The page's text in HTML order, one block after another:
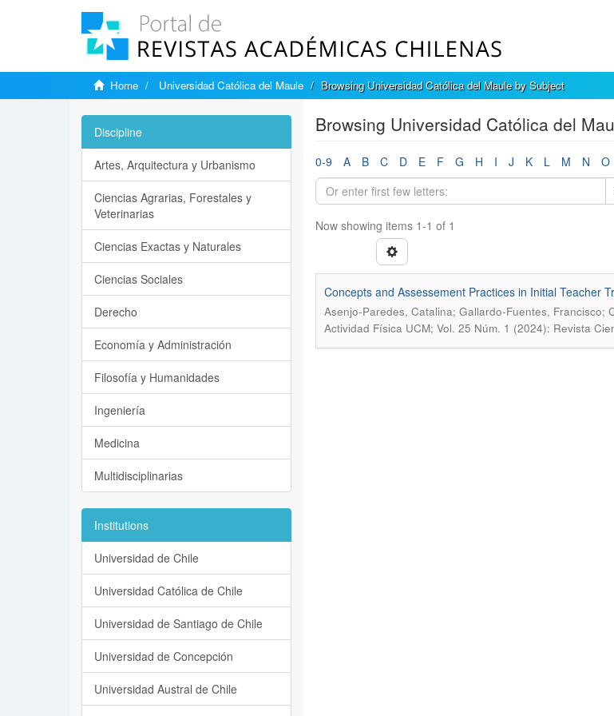
Home Universidad Católica del Maule Browsing Universidad Católica del Maule by Subject
Browsing Universidad Católica del
0-9 A B C D E F G H I J K L M N O
Now showing items 1-1 of 1
Concepts and Assessement Practices in Initial Teacher
Asenjo-Paredes, Catalina; Gallardo-Fuentes, Francisco;
Actividad Física UCM; Vol. 25 Núm. 1 (2024): Revista
Discipline
Artes, Arquitectura y Urbanismo
Ciencias Agrarias, Forestales y
Veterinarias
Ciencias Exactas y Naturales
Ciencias Sociales
Derecho
Economía y Administración
Filosofía y Humanidades
Ingeniería
Medicina
Multidisciplinarias
Institutions
Universidad de Chile
Universidad Católica de Chile
Universidad de Santiago de Chile
Universidad de Concepción
Universidad Austral de Chile